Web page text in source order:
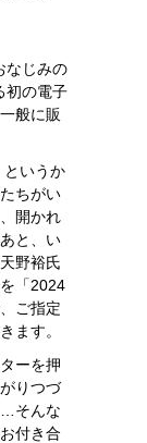
なじみの
初の電子
般に販
というか
ちがい
開かれ
と、い
野裕氏
「2024
ご指定
ます。
ーを押
りつづ
そんな
付き合